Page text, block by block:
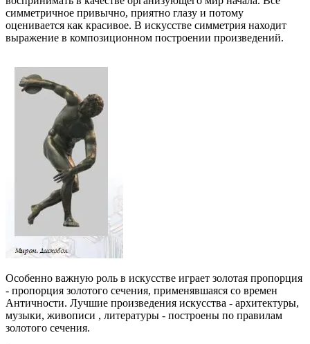
симметричное привычно, приятно глазу и потому
оценивается как красивое. В искусстве симметрия находит
выражение в композиционном построении произведений.
Особенно важную роль в искусстве играет золотая пропорция
- пропорция золотого сечения, применявшаяся со времен
Античности. Лучшие произведения искусства - архитектуры,
музыки, живописи , литературы - построены по правилам
золотого сечения.